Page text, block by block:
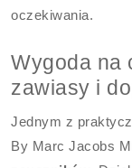
oczekiwania.
Wygoda na
zawiasy i
Jednym z
By Marc Jacobs